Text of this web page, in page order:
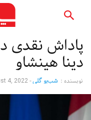
پاداش نقدی
دینا هینشاو
نویسنده : شب‌بو گلی-
4, 2022